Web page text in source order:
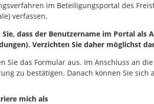
im Beteiligungsportal des
verfassen.
Sie, dass der Benutzername im Portal als
Verzichten Sie daher möglichst
Sie das Formular aus. Im Anschluss an
zu bestätigen. Danach können Sie sich
mich als